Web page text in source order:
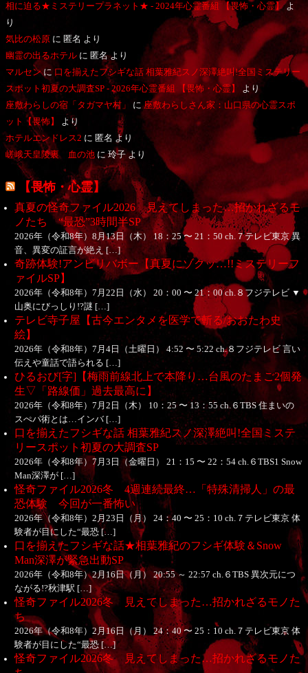
相に迫る★ミステリープラネット★ - 2024年心霊番組 【畏怖・心霊】よ
り
気比の松原 に 匿名 より
幽霊の出るホテル に 匿名より
マルセンに 口を揃えたフシギな話 相葉雅紀スノ深澤絶叫!全国ミステリー
スポット初夏の大調査SP - 2026年心霊番組 【畏怖・心霊】
より
座敷わらしの宿「タガマヤ村」
に座敷わらしさん家：山口県の心霊スポ
ット【畏怖】
より
ホテルエンドレス2 に 匿名 より
嵯峨天皇陵裏 血の池 に玲子より
【畏怖・心霊】
真夏の怪奇ファイル2026 見えてしまった…招かれざるモ
ノたち “最恐”3時間半SP
2026年（令和8年）8月13日（木） 18：25 〜 21：50 ch.７テレビ東京 異
音、異変の証言が絶え […]
奇跡体験!アンビリバボー【真夏にゾクッ…!!ミステリーフ
ァイルSP】
2026年（令和8年）7月22日（水） 20：00 〜 21：00 ch.８フジテレビ ▼
山奥にびっしり!?謎 […]
テレビ寺子屋【古今エンタメを医学で斬る/おおたわ史
絵】
2026年（令和8年）7月4日（土曜日） 4:52 〜 5:22 ch.８フジテレビ 言い
伝えや童話で語られる […]
ひるおび[字]【梅雨前線北上で本降り…台風のたまご2個発
生▽「路線価」過去最高に】
2026年（令和8年）7月2日（木） 10：25 〜 13：55 ch.６TBS 住まいの
スぺパ術とは…インバ […]
口を揃えたフシギな話 相葉雅紀スノ深澤絶叫!全国ミステ
リースポット初夏の大調査SP
2026年（令和8年）7月3日（金曜日） 21：15 〜 22：54 ch.６TBS1 Snow
Man深澤が […]
怪奇ファイル2026冬 4週連続最終…「特殊清掃人」の最
恐体験 今回が一番怖い
2026年（令和8年）2月23日（月） 24：40 〜 25：10 ch.７テレビ東京 体
験者が目にした“最恐 […]
口を揃えたフシギな話★相葉雅紀のフシギ体験＆Snow
Man深澤が緊急出動SP
2026年（令和8年）2月16日（月） 20:55 ～ 22:57 ch.６TBS 異次元につ
ながる!?秋津駅 […]
怪奇ファイル2026冬 見えてしまった…招かれざるモノた
ち
2026年（令和8年）2月16日（月） 24：40 〜 25：10 ch.７テレビ東京 体
験者が目にした“最恐 […]
怪奇ファイル2026冬 見えてしまった…招かれざるモノた